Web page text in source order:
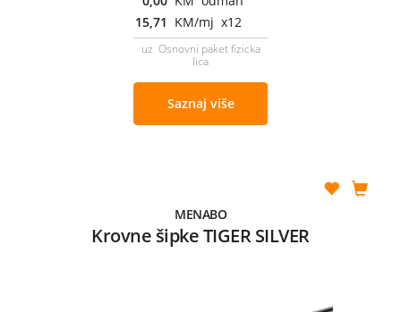
15,71 KM/mj x12
uz Osnovni paket fizicka
lica
Saznaj više
MENABO
Krovne šipke TIGER SILVER